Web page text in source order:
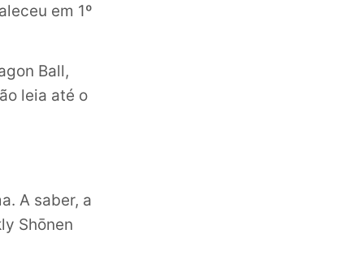
em 1º
Ball,
leia até o
A saber, a
Shōnen